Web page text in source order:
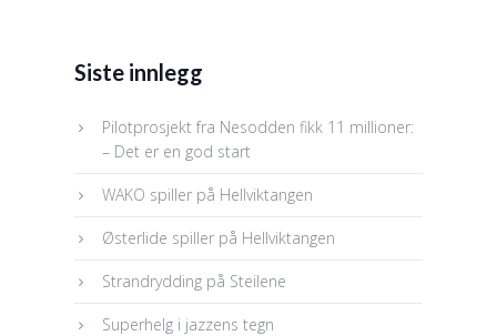
Siste innlegg
Pilotprosjekt fra Nesodden fikk 11 millioner:
– Det er en god start
WAKO spiller på Hellviktangen
Østerlide spiller på Hellviktangen
Strandrydding på Steilene
Superhelg i jazzens tegn